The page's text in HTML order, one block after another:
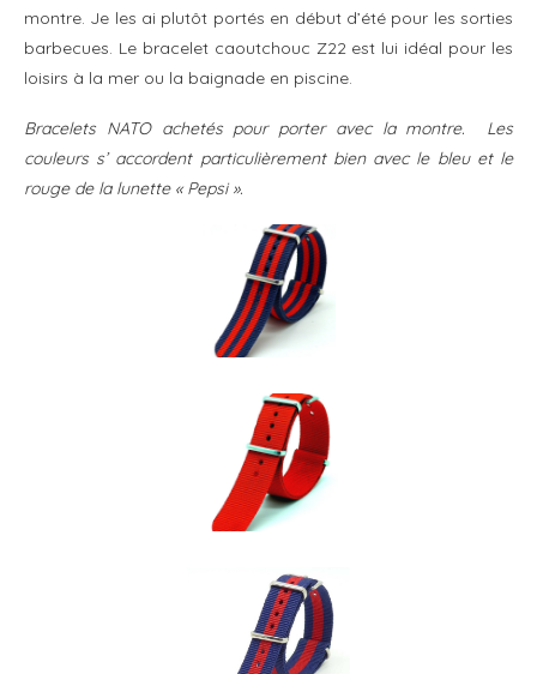
montre. Je les ai plutôt portés en début d’été pour les sorties
barbecues. Le bracelet caoutchouc Z22 est lui idéal pour les
loisirs à la mer ou la baignade en piscine.
Bracelets NATO achetés pour porter avec la montre. Les
couleurs s’ accordent particulièrement bien avec le bleu et le
rouge de la lunette « Pepsi ».